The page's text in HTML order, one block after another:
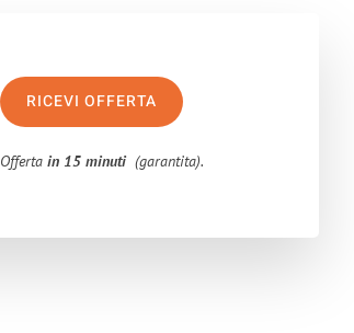
RICEVI OFFERTA
Offertain 15 minuti (garantita).